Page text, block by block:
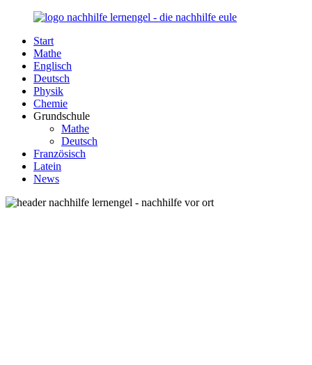
Zurück
Inhalt
Nachhilfe-
Lernengel.de
Unsere
Nachhilfe-
Eule
berät
zum
Damit
Lernen
Spaß
Start
Mathe
Englisch
Deutsch
Physik
Chemie
Grundschule
Mathe
Deutsch
Französisch
Latein
News